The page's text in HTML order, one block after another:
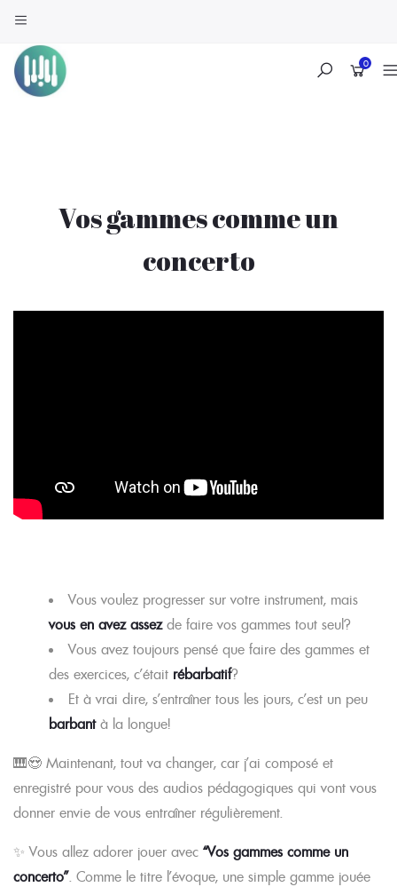
0
Vos gammes comme un
concerto
Vous voulez progresser sur votre instrument, mais
vous en avez assezde faire vos gammes tout seul?
Vous avez toujours pensé que faire des gammes et
des exercices, c’était rébarbatif?
Et à vrai dire, s’entraîner tous les jours, c’est un peu
barbantà la longue!
🎹😍 Maintenant, tout va changer, car j’ai composé et
enregistré pour vous des audios pédagogiques qui vont vous
donner envie de vous entraîner régulièrement.
✨ Vous allez adorer jouer avec “Vos gammes comme un
concerto”. Comme le titre l’évoque, une simple gamme jouée